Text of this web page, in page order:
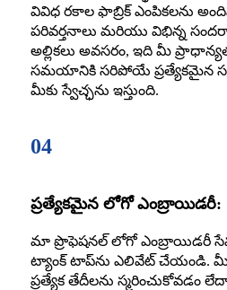
వివిధ రకాల ఫాబ్రిక్ ఎంపికలను
పరివర్తనాలు మరియు విభిన్న
అల్లికలు అవసరం, ఇది మీ
సమయానికి సరిపోయే ప్రత్యేకమైన
మీకు స్వేచ్ఛను ఇస్తుంది.
04
ప్రత్యేకమైన లోగో ఎంబ్రాయిడరీ:
మా ప్రొఫెషనల్ లోగో ఎంబ్రాయిడరీ
ట్యాంక్ టాప్‌ను ఎలివేట్ చేయండి. మీ
ప్రత్యేక తేదీలను స్మరించుకోవడం